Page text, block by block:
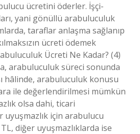
ücretini öderler. İşçi-
yani gönüllü arabuluculuk
taraflar anlaşma sağlanıp
ücreti ödemek
Ücreti Ne Kadar? (4)
arabuluculuk süreci sonunda
hâlinde, arabuluculuk konusu
ile değerlendirilmesi mümkün
olsa dahi, ticari
uyuşmazlık için arabulucu
diğer uyuşmazlıklarda ise